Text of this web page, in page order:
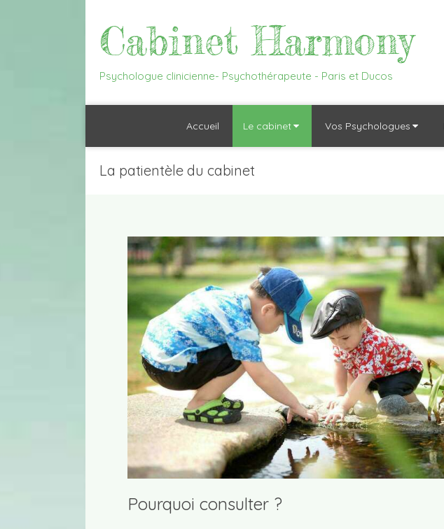
Cabinet Harmony
Psychologue clinicienne- Psychothérapeute - Paris et Ducos
Accueil Le cabinet Vos Psychologues
La patientèle du cabinet
Pourquoi consulter ?